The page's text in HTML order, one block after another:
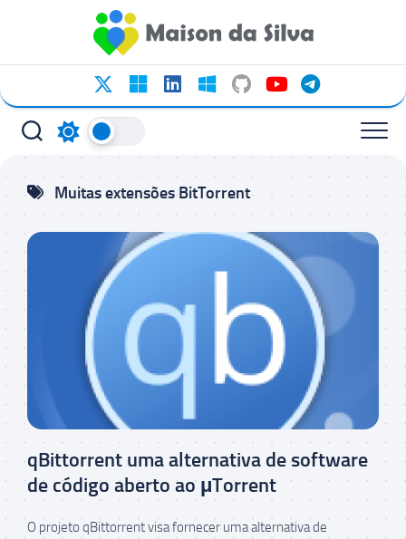
conteúdo
Muitas extensões BitTorrent
qBittorrent uma alternativa de software
de código aberto ao μTorrent
O projeto qBittorrent visa fornecer uma alternativa de